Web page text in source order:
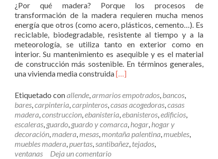
m
a
,
n
u
e
s
t
o
s
v
a
l
o
r
¿Por qué madera? Porque los procesos de
transformación de la madera requieren mucha menos
energía que otros (como acero, plásticos, cemento…). Es
reciclable, biodegradable, resistente al tiempo y a la
meteorología, se utiliza tanto en exterior como en
interior. Su mantenimiento es asequible y es el material
de construcción más sostenible. En términos generales,
una vivienda media construidaL
e
r
m
á
s
M
[…]
Etiquetado conallende,armarios empotrados, bancos,
bares,carpinteria,carpinteros,casas acogedoras,casas
madera,construccion,ebanisteria,ebanisteros,edificios,
escaleras, guardo, guardo y comarca, hogar, hogar y
decoración,madera,mesas,montaña palentina,muebles,
muebles madera,puertas,santibañez, tejados,
ventanas
Deja un comentario